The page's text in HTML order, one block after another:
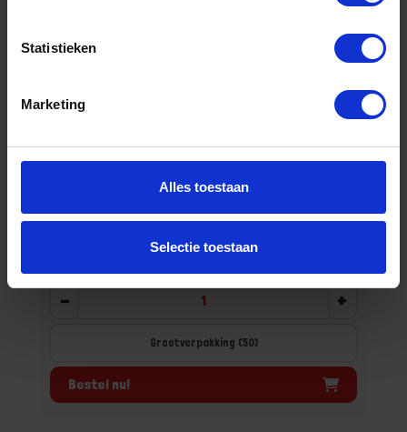
Statistieken
Marketing
Alles toestaan
Selectie toestaan
Niet op voorraad, levertijd 1 tot meerdere werkdagen
Artikelnummer merk: 7434EV24
€ 96,03 incl. BTW
- +
Grootverpakking (50)
Bestel nu!